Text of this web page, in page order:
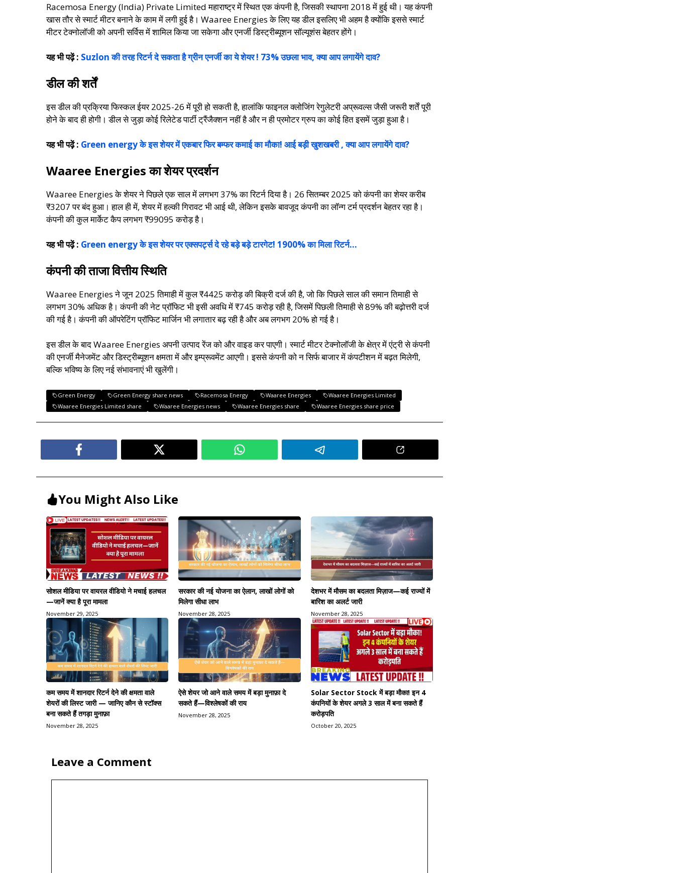
Racemosa Energy (India) Private Limited महाराष्ट्र में स्थित एक कंपनी है, जिसकी स्थापना 2018 में हुई थी। यह कंपनी
खास तौर से स्मार्ट मीटर बनाने के काम में लगी हुई है। Waaree Energies के लिए यह डील इसलिए भी अहम है क्योंकि इससे स्मार्ट
मीटर टेक्नोलॉजी को अपनी सर्विस में शामिल किया जा सकेगा और एनर्जी डिस्ट्रीब्यूशन सॉल्यूशंस बेहतर होंगे।
यह भी पढ़ें : Suzlon की तरह रिटर्न दे सकता है ग्रीन एनर्जी का ये शेयर ! 73% उछला भाव, क्या आप लगायेंगे दाव?
डील की शर्तें
इस डील की प्रक्रिया फिस्कल ईयर 2025-26 में पूरी हो सकती है, हालांकि फाइनल क्लोजिंग रेगुलेटरी अप्रूवल्स जैसी जरूरी शर्तें पूरी
होने के बाद ही होगी। डील से जुड़ा कोई रिलेटेड पार्टी ट्रैंजैक्शन नहीं है और न ही प्रमोटर ग्रुप का कोई हित इसमें जुड़ा हुआ है।
यह भी पढ़ें : Green energy के इस शेयर में एकबार फिर बम्फर कमाई का मौका! आई बड़ी खुशखबरी , क्या आप लगायेंगे दाव?
Waaree Energies का शेयर प्रदर्शन
Waaree Energies के शेयर ने पिछले एक साल में लगभग 37% का रिटर्न दिया है। 26 सितम्बर 2025 को कंपनी का शेयर करीब
₹3207 पर बंद हुआ। हाल ही में, शेयर में हल्की गिरावट भी आई थी, लेकिन इसके बावजूद कंपनी का लॉन्ग टर्म प्रदर्शन बेहतर रहा है।
कंपनी की कुल मार्केट कैप लगभग ₹99095 करोड़ है।
यह भी पढ़ें : Green energy के इस शेयर पर एक्सपर्ट्स दे रहे बड़े बड़े टारगेट! 1900% का मिला रिटर्न…
कंपनी की ताजा वित्तीय स्थिति
Waaree Energies ने जून 2025 तिमाही में कुल ₹4425 करोड़ की बिक्री दर्ज की है, जो कि पिछले साल की समान तिमाही से
लगभग 30% अधिक है। कंपनी की नेट प्रॉफिट भी इसी अवधि में ₹745 करोड़ रही है, जिसमें पिछली तिमाही से 89% की बढ़ोत्तरी दर्ज
की गई है। कंपनी की ऑपरेटिंग प्रॉफिट मार्जिन भी लगातार बढ़ रही है और अब लगभग 20% हो गई है।
इस डील के बाद Waaree Energies अपनी उत्पाद रेंज को और वाइड कर पाएगी। स्मार्ट मीटर टेक्नोलॉजी के क्षेत्र में एंट्री से कंपनी
की एनर्जी मैनेजमेंट और डिस्ट्रीब्यूशन क्षमता में और इम्प्रूवमेंट आएगी। इससे कंपनी को न सिर्फ बाजार में कंपटीशन में बढ़त मिलेगी,
बल्कि भविष्य के लिए नई संभावनाएं भी खुलेंगी।
Green Energy Green Energy share news Racemosa Energy Waaree Energies
Waaree Energies Limited
Waaree Energies Limited share
Waaree Energies news Waaree Energies share Waaree Energies share price
You Might Also Like
सोशल मीडिया पर वायरल वीडियो ने मचाई हलचल
—जानें क्या है पूरा मामला
November 29, 2025
सरकार की नई योजना का ऐलान, लाखों लोगों को
मिलेगा सीधा लाभ
November 28, 2025
देशभर में मौसम का बदलता मिज़ाज—कई राज्यों में
बारिश का अलर्ट जारी
November 28, 2025
कम समय में शानदार रिटर्न देने की क्षमता वाले
शेयरों की लिस्ट जारी — जानिए कौन से स्टॉक्स
बना सकते हैं तगड़ा मुनाफ़ा
November 28, 2025
ऐसे शेयर जो आने वाले समय में बड़ा मुनाफ़ा दे
सकते हैं—विश्लेषकों की राय
November 28, 2025
Solar Sector Stock में बड़ा मौका! इन 4
कंपनियों के शेयर अगले 3 साल में बना सकते हैं
करोड़पति
October 20, 2025
Leave a Comment